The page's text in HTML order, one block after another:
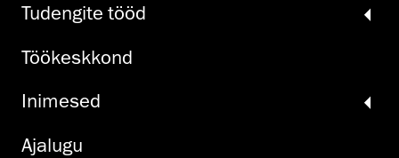
Tudengite tööd
Töökeskkond
Inimesed
Ajalugu